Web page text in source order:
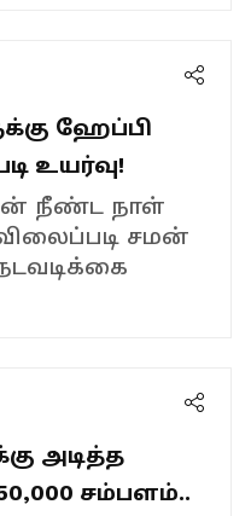
ஹேப்பி
உயர்வு!
நீண்ட நாள்
சமன்
அடித்த
சம்பளம்..